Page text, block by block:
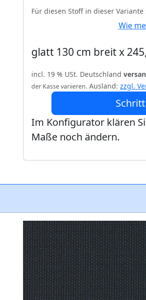
Für diesen Stoff in dieser
Wie
glatt 130 cm breit x
incl. 19 % USt. Deutschland
der Kasse variieren. Ausland: zzgl.
Im Konfigurator klären
Maße noch ändern.